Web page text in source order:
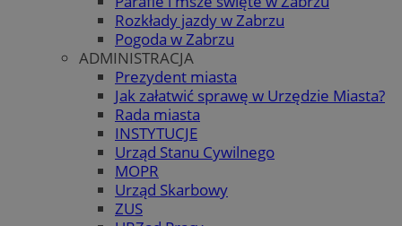
Rozkłady jazdy w Zabrzu
Pogoda w Zabrzu
ADMINISTRACJA
Prezydent miasta
Jak załatwić sprawę w Urzędzie Miasta?
Rada miasta
INSTYTUCJE
Urząd Stanu Cywilnego
MOPR
Urząd Skarbowy
ZUS